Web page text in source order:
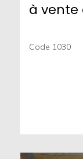
à vente
Code 1030